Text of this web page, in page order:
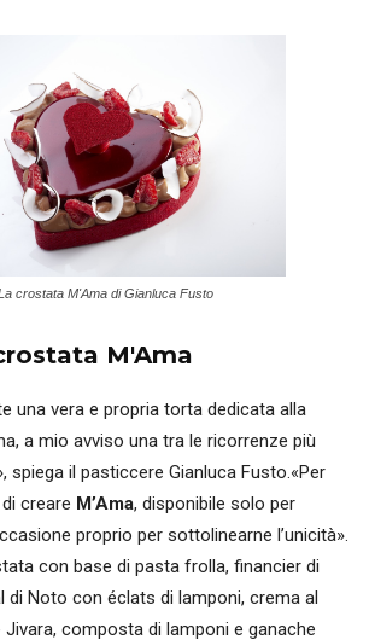
crostata M'Ama di Gianluca Fusto
M'Ama
una vera e propria torta dedicata alla
a mio avviso una tra le ricorrenze più
spiega il pasticcere Gianluca Fusto.«Per
creare M’Ama, disponibile solo per
proprio per sottolinearne l’unicità».
con base di pasta frolla, financier di
di Noto con éclats di lamponi, crema al
composta di lamponi e ganache